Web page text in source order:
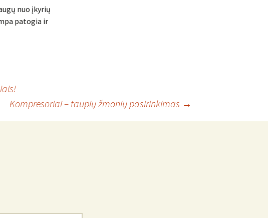
nuo įkyrių
patogia ir
Kompresoriai – taupių žmonių pasirinkimas →